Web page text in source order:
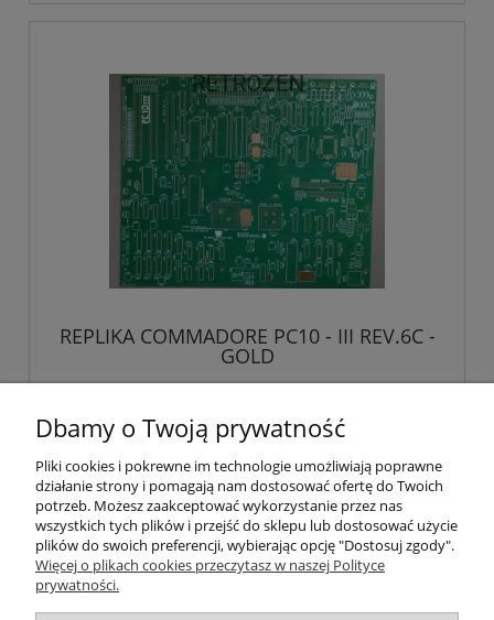
REPLIKA COMMADORE PC10 - III REV.6C -
GOLD
150,00 zł
zawiera 23% VAT, bez kosztów dostawy
Cena netto:121,95 zł
do koszyka
Dbamy o Twoją prywatność
Pliki cookies i pokrewne im technologie umożliwiają poprawne
działanie strony i pomagają nam dostosować ofertę do Twoich
potrzeb. Możesz zaakceptować wykorzystanie przez nas
wszystkich tych plików i przejść do sklepu lub dostosować użycie
plików do swoich preferencji, wybierając opcję "Dostosuj zgody".
Więcej o plikach cookies przeczytasz w naszej Polityce
prywatności.